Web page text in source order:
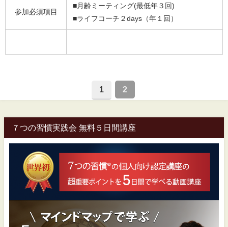
参加必須項目
■月齢ミーティング(最低年３回)
■ライフコーチ２days（年１回）
1 2
７つの習慣実践会 無料５日間講座